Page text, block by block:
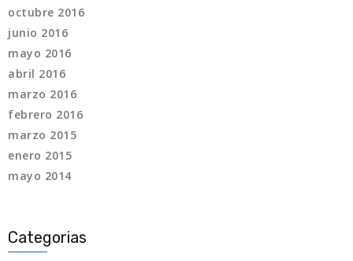
octubre 2016
junio 2016
mayo 2016
abril 2016
marzo 2016
febrero 2016
marzo 2015
enero 2015
mayo 2014
Categorias